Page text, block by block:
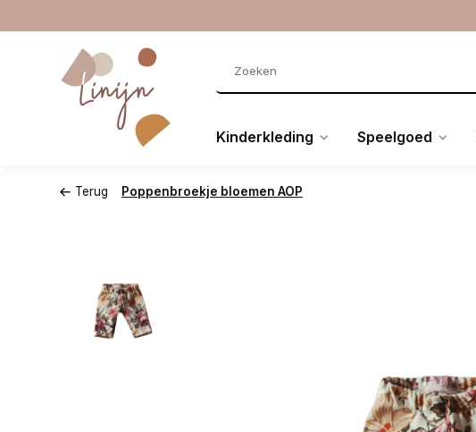
Kinderkleding Speelgoed
Terug Poppenbroekje bloemen AOP